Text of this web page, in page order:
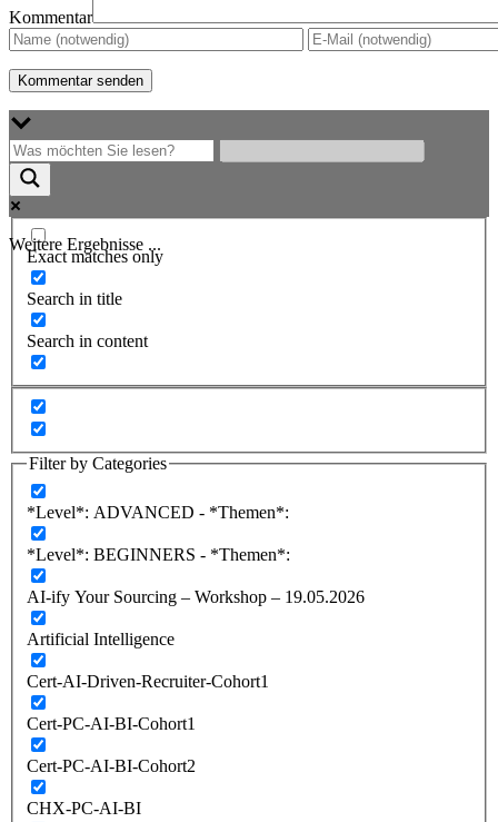
Kommentar
Weitere Ergebnisse ...
Exact matches only
Search in title
Search in content
Filter by Categories
*Level*: ADVANCED - *Themen*:
*Level*: BEGINNERS - *Themen*:
AI-ify Your Sourcing – Workshop – 19.05.2026
Artificial Intelligence
Cert-AI-Driven-Recruiter-Cohort1
Cert-PC-AI-BI-Cohort1
Cert-PC-AI-BI-Cohort2
CHX-PC-AI-BI